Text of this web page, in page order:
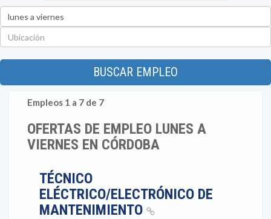
BUSCAR EMPLEO
Empleos 1 a 7 de 7
OFERTAS DE EMPLEO LUNES A
VIERNES EN CÓRDOBA
TÉCNICO
ELÉCTRICO/ELECTRÓNICO DE
MANTENIMIENTO